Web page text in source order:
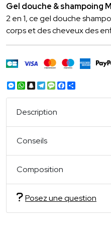
Gel douche & shampoing
2 en 1, ce gel douche
corps et des cheveux des
Messenger
WhatsApp
Snapchat
Telegram
Message
Facebook
Description
Conseils
Composition
Posez une question